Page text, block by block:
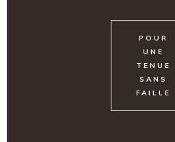
POUR
UNE
TENUE
SANS
FAILLE